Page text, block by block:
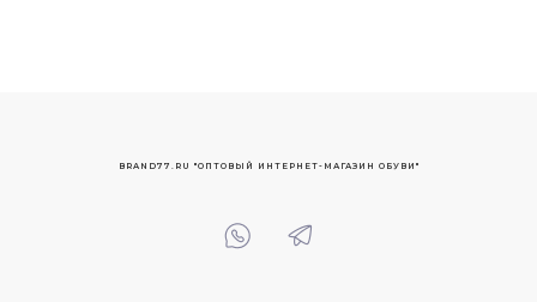
BRAND77.RU "ОПТОВЫЙ ИНТЕРНЕТ-МАГАЗИН ОБУВИ"